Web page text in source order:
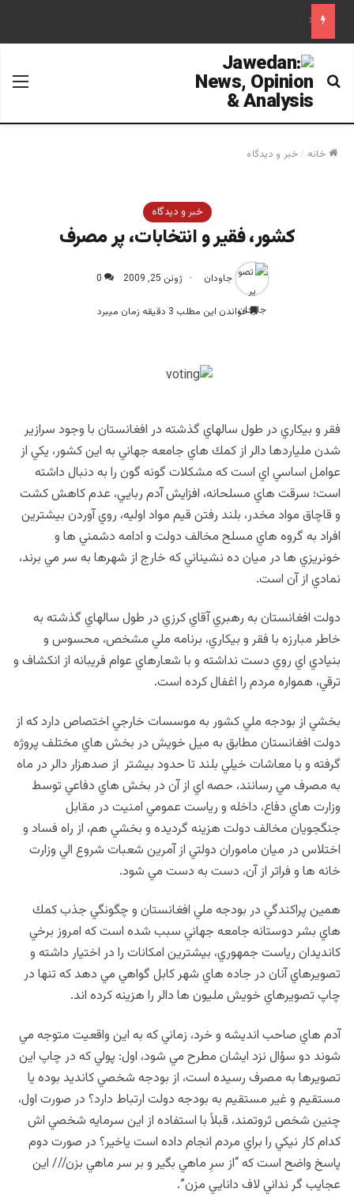
«آینده فدراسیون روسیه پس از پوتین؛ تحلیل یک سناریوی محتمل»
جستجو برای
خانه /خبر و دیدگاه
خبر و دیدگاه
كشور، فقير و انتخابات، پر مصرف
جاودان ژوئن 25, 2009 0
خواندن این مطلب 3 دقیقه زمان میبرد
فقر و بيكاري در طول سالهاي گذشته در افغانستان با وجود سرازير
شدن ملياردها دالر از كمك هاي جامعه جهاني به اين كشور، يكي از
عوامل اساسي اي است كه مشكلات گونه گون را به دنبال داشته
است؛ سرقت هاي مسلحانه، افزايش آدم ربايي، عدم كاهش كشت
و قاچاق مواد مخدر، بلند رفتن قيم مواد اوليه، روي آوردن بيشترين
افراد به گروه هاي مسلح مخالف دولت و ادامه دشمني ها و
خونريزي ها در ميان ده نشيناني كه خارج از شهرها به سر مي برند،
نمادي از آن است.
دولت افغانستان به رهبري آقاي كرزي در طول سالهاي گذشته به
خاطر مبارزه با فقر و بيكاري، برنامه ملي مشخص، محسوس و
بنيادي اي روي دست نداشته و با شعارهاي عوام فريبانه از انكشاف و
ترقي، همواره مردم را اغفال كرده است.
بخشي از بودجه ملي كشور به موسسات خارجي اختصاص دارد كه از
دولت افغانستان مطابق به ميل خويش در بخش هاي مختلف پروژه
گرفته و با معاشات خيلي بلند تا حدود بيشتر از صدهزار دالر در ماه
به مصرف مي رسانند، حصه اي از آن در بخش هاي دفاعي توسط
وزارت هاي دفاع، داخله و رياست عمومي امنيت در مقابل
جنگجويان مخالف دولت هزينه گرديده و بخشي هم، از راه فساد و
اختلاس در ميان ماموران دولتي از آمرين شعبات شروع الي وزارت
خانه ها و فراتر از آن، دست به دست مي شود.
همين پراكندگي در بودجه ملي افغانستان و چگونگي جذب كمك
هاي بشر دوستانه جامعه جهاني سبب شده است كه امروز برخي
كانديدان رياست جمهوري، بيشترين امكانات را در اختيار داشته و
تصويرهاي آنان در جاده هاي شهر كابل گواهي مي دهد كه تنها در
چاپ تصويرهاي خويش مليون ها دالر را هزينه كرده اند.
آدم هاي صاحب انديشه و خرد، زماني كه به اين واقعيت متوجه مي
شوند دو سؤال نزد ايشان مطرح مي شود، اول:‌ پولي كه در چاپ اين
تصويرها به مصرف رسيده است، از بودجه شخصي كانديد بوده يا
مستقيم و غير مستقيم به بودجه دولت ارتباط دارد؟ در صورت اول،
چنين شخص ثروتمند، قبلاً با استفاده از اين سرمايه شخصي اش
كدام كار نيكي را براي مردم انجام داده است ياخير؟ در صورت دوم
پاسخ واضح است كه “از سرِ ماهي بگير و بر سر ماهي بزن/// اين
عجايب گر نداني لاف دانايي مزن”.